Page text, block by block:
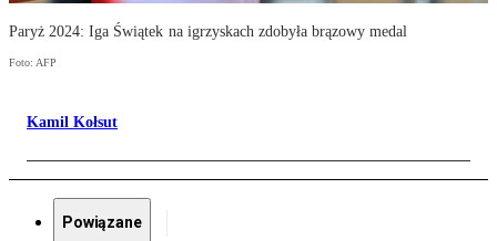
Paryż 2024: Iga Świątek na igrzyskach zdobyła brązowy medal
Foto: AFP
Kamil Kołsut
Powiązane